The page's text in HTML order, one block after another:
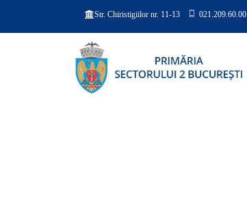
Str. Chiristigiilor nr. 11-13 021.209.60.00